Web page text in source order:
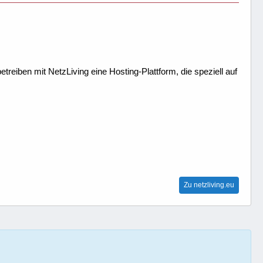
mit NetzLiving eine Hosting-Plattform, die speziell auf
Zu netzliving.eu